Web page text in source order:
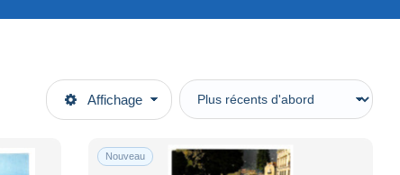
Affichage
Nouveau